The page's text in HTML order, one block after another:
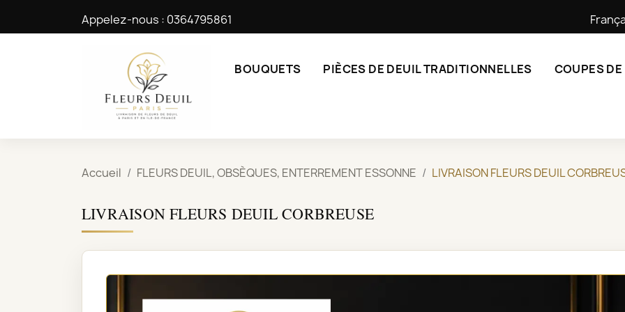
Appelez-nous : 0364795861
BOUQUETS PIÈCES DE DEUIL TRADITIONNELLES COUPES
Accueil FLEURS DEUIL, OBSÈQUES, ENTERREMENT ESSONNE LIVRAISON FLEURS DEUIL
LIVRAISON FLEURS DEUIL CORBREUSE